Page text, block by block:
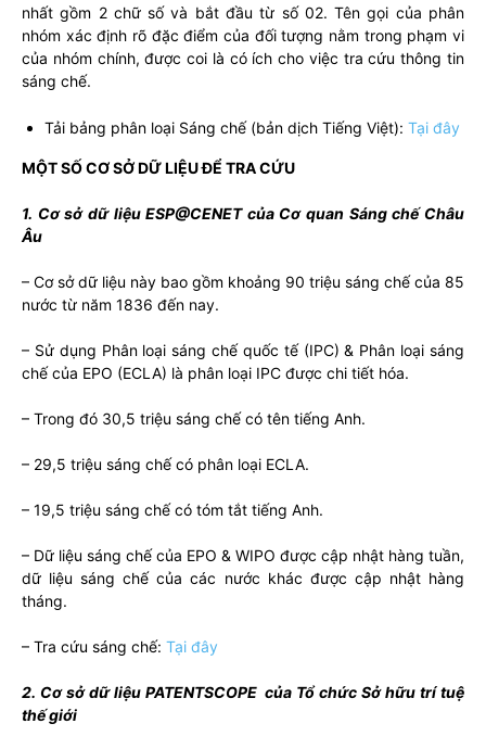
nhất gồm 2 chữ số và bắt đầu từ số 02. Tên gọi của phân
nhóm xác định rõ đặc điểm của đối tượng nằm trong phạm vi
của nhóm chính, được coi là có ích cho việc tra cứu thông tin
sáng chế.
Tải bảng phân loại Sáng chế (bản dịch Tiếng Việt): Tại đây
MỘT SỐ CƠ SỞ DỮ LIỆU ĐỂ TRA CỨU
1. Cơ sở dữ liệu ESP@CENET của Cơ quan Sáng chế Châu
Âu
– Cơ sở dữ liệu này bao gồm khoảng 90 triệu sáng chế của 85
nước từ năm 1836 đến nay.
– Sử dụng Phân loại sáng chế quốc tế (IPC) & Phân loại sáng
chế của EPO (ECLA) là phân loại IPC được chi tiết hóa.
– Trong đó 30,5 triệu sáng chế có tên tiếng Anh.
– 29,5 triệu sáng chế có phân loại ECLA.
– 19,5 triệu sáng chế có tóm tắt tiếng Anh.
– Dữ liệu sáng chế của EPO & WIPO được cập nhật hàng tuần,
dữ liệu sáng chế của các nước khác được cập nhật hàng
tháng.
– Tra cứu sáng chế: Tại đây
2. Cơ sở dữ liệu PATENTSCOPE của Tổ chức Sở hữu trí tuệ
thế giới